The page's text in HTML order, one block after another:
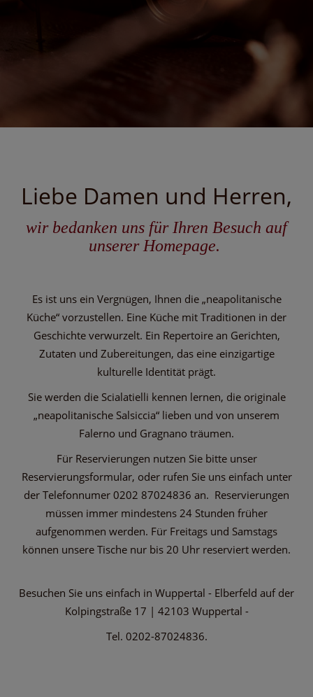
Liebe Damen und Herren,
wir bedanken uns für Ihren Besuch auf
unserer Homepage.
Es ist uns ein Vergnügen, Ihnen die „neapolitanische
Küche“ vorzustellen. Eine Küche mit Traditionen in der
Geschichte verwurzelt. Ein Repertoire an Gerichten,
Zutaten und Zubereitungen, das eine einzigartige
kulturelle Identität prägt.
Sie werden die Scialatielli kennen lernen, die originale
„neapolitanische Salsiccia“ lieben und von unserem
Falerno und Gragnano träumen.
Für Reservierungen nutzen Sie bitte unser
Reservierungsformular, oder rufen Sie uns einfach unter
der Telefonnumer 0202 87024836 an. Reservierungen
müssen immer mindestens 24 Stunden früher
aufgenommen werden. Für Freitags und Samstags
können unsere Tische nur bis 20 Uhr reserviert werden.
Besuchen Sie uns einfach in Wuppertal - Elberfeld auf der
Kolpingstraße 17 | 42103 Wuppertal -
Tel. 0202-87024836.